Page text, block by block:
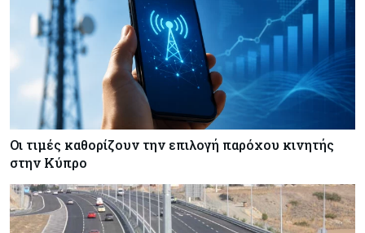
Πώς οι κυπριακές τράπεζες «τιμολογούν» τον
πόλεμο
Οι τιμές καθορίζουν την επιλογή παρόχου κινητής
στην Κύπρο